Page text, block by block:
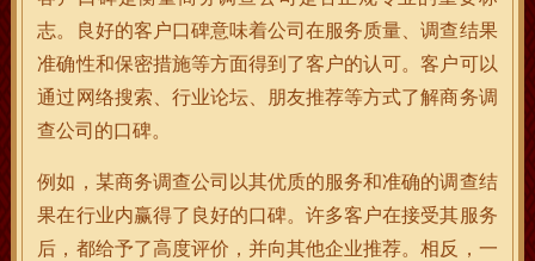
志。良好的客户口碑意味着公司在服务质量、调查结果
准确性和保密措施等方面得到了客户的认可。客户可以
通过网络搜索、行业论坛、朋友推荐等方式了解商务调
查公司的口碑。
例如，某商务调查公司以其优质的服务和准确的调查结
果在行业内赢得了良好的口碑。许多客户在接受其服务
后，都给予了高度评价，并向其他企业推荐。相反，一